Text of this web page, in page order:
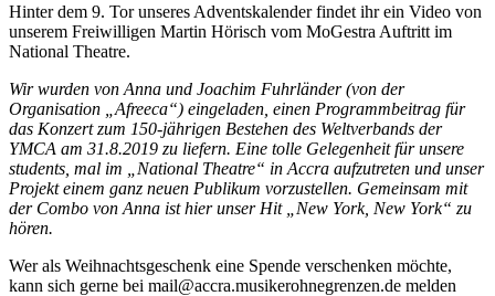
Hinter dem 9. Tor unseres Adventskalender findet ihr ein Video von
unserem Freiwilligen Martin Hörisch vom MoGestra Auftritt im
National Theatre.
Wir wurden von Anna und Joachim Fuhrländer (von der
Organisation „Afreeca“) eingeladen, einen Programmbeitrag für
das Konzert zum 150-jährigen Bestehen des Weltverbands der
YMCA am 31.8.2019 zu liefern. Eine tolle Gelegenheit für unsere
students, mal im „National Theatre“ in Accra aufzutreten und unser
Projekt einem ganz neuen Publikum vorzustellen. Gemeinsam mit
der Combo von Anna ist hier unser Hit „New York, New York“ zu
hören.
Wer als Weihnachtsgeschenk eine Spende verschenken möchte,
kann sich gerne bei mail@accra.musikerohnegrenzen.de melden